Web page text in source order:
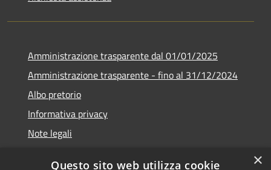
Amministrazione trasparente dal 01/01/2025
Amministrazione trasparente - fino al 31/12/2024
Albo pretorio
Informativa privacy
Note legali
×
Questo sito web utilizza cookie